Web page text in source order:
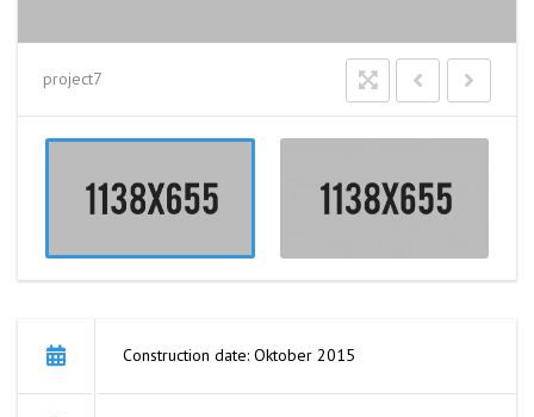
project7
Construction date: Oktober 2015